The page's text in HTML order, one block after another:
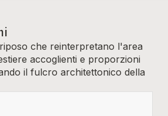
che reinterpretano l'area
accoglienti e proporzioni
il fulcro architettonico della